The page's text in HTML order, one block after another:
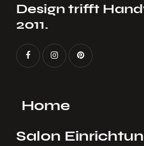
Design trifft
2011.
Home
Salon